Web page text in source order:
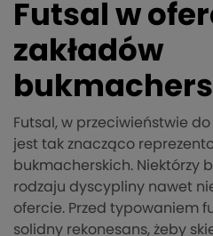
Futsal w
zakładów
Futsal, w przeciwieństwie do
jest tak znacząco
bukmacherskich. Niektórzy
rodzaju dyscypliny nawet
ofercie. Przed typowaniem
solidny rekonesans, żeby